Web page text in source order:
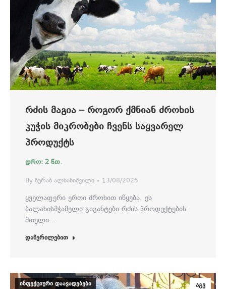
ᲠᲫᲘᲡ ᲛᲐᲒᲘᲐ – ᲠᲝᲒᲝᲠ ᲥᲛᲜᲘᲐᲜ ᲫᲠᲝᲮᲘᲡ
ᲙᲣᲭᲘᲡ ᲛᲘᲙᲠᲝᲑᲔᲑᲘ ᲩᲕᲔᲜᲡ ᲡᲐᲧᲕᲐᲠᲔᲚ
ᲞᲠᲝᲓᲣᲥᲢᲡ
By ზურაბ ალხანიშვილი 13/08/2025
ყველაფერი ერთი ძროხით იწყება. ეს
ბალახისმჭამელი გიგანტები რძის პროდუქტების
მთელი…
დაწვრილებით
აგვ
ინფექციური დაავადებები